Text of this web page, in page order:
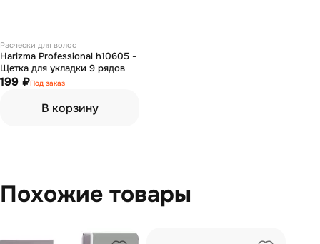
Расчески для волос
Harizma Professional h10605 -
Щетка для укладки 9 рядов
199 ₽Под заказ
В корзину
Похожие товары